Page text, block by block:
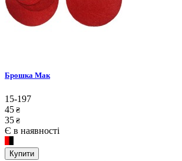
Брошка Мак
15-197
45 ₴
35 ₴
Є в наявності
Купити